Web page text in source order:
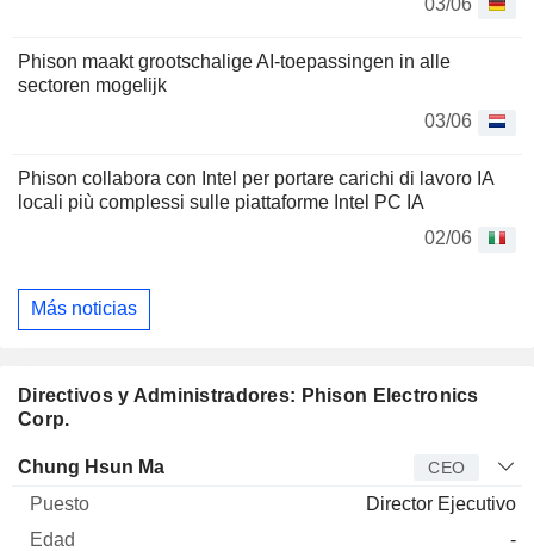
Phison maakt grootschalige AI-toepassingen in alle
sectoren mogelijk
03/06
Phison collabora con Intel per portare carichi di lavoro IA
locali più complessi sulle piattaforme Intel PC IA
02/06
Más noticias
Directivos y Administradores: Phison Electronics
Corp.
Director Puesto
Chung Hsun Ma CEO
Director Ejecutivo
-